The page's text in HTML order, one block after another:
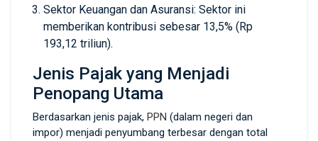
Sektor Keuangan dan Asuransi: Sektor ini
memberikan kontribusi sebesar 13,5% (Rp
193,12 triliun).
Jenis Pajak yang Menjadi
Penopang Utama
Berdasarkan jenis pajak, PPN (dalam negeri dan
impor) menjadi penyumbang terbesar dengan total